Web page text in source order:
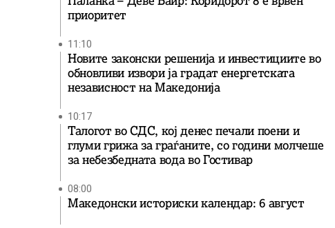
приоритет
11:10
Новите законски решенија и инвестициите во
обновливи извори ја градат енергетската
независност на Македонија
10:17
Талогот во СДС, кој денес печали поени и
глуми грижа за граѓаните, со години молчеше
за небезбедната вода во Гостивар
08:00
Македонски историски календар: 6 август